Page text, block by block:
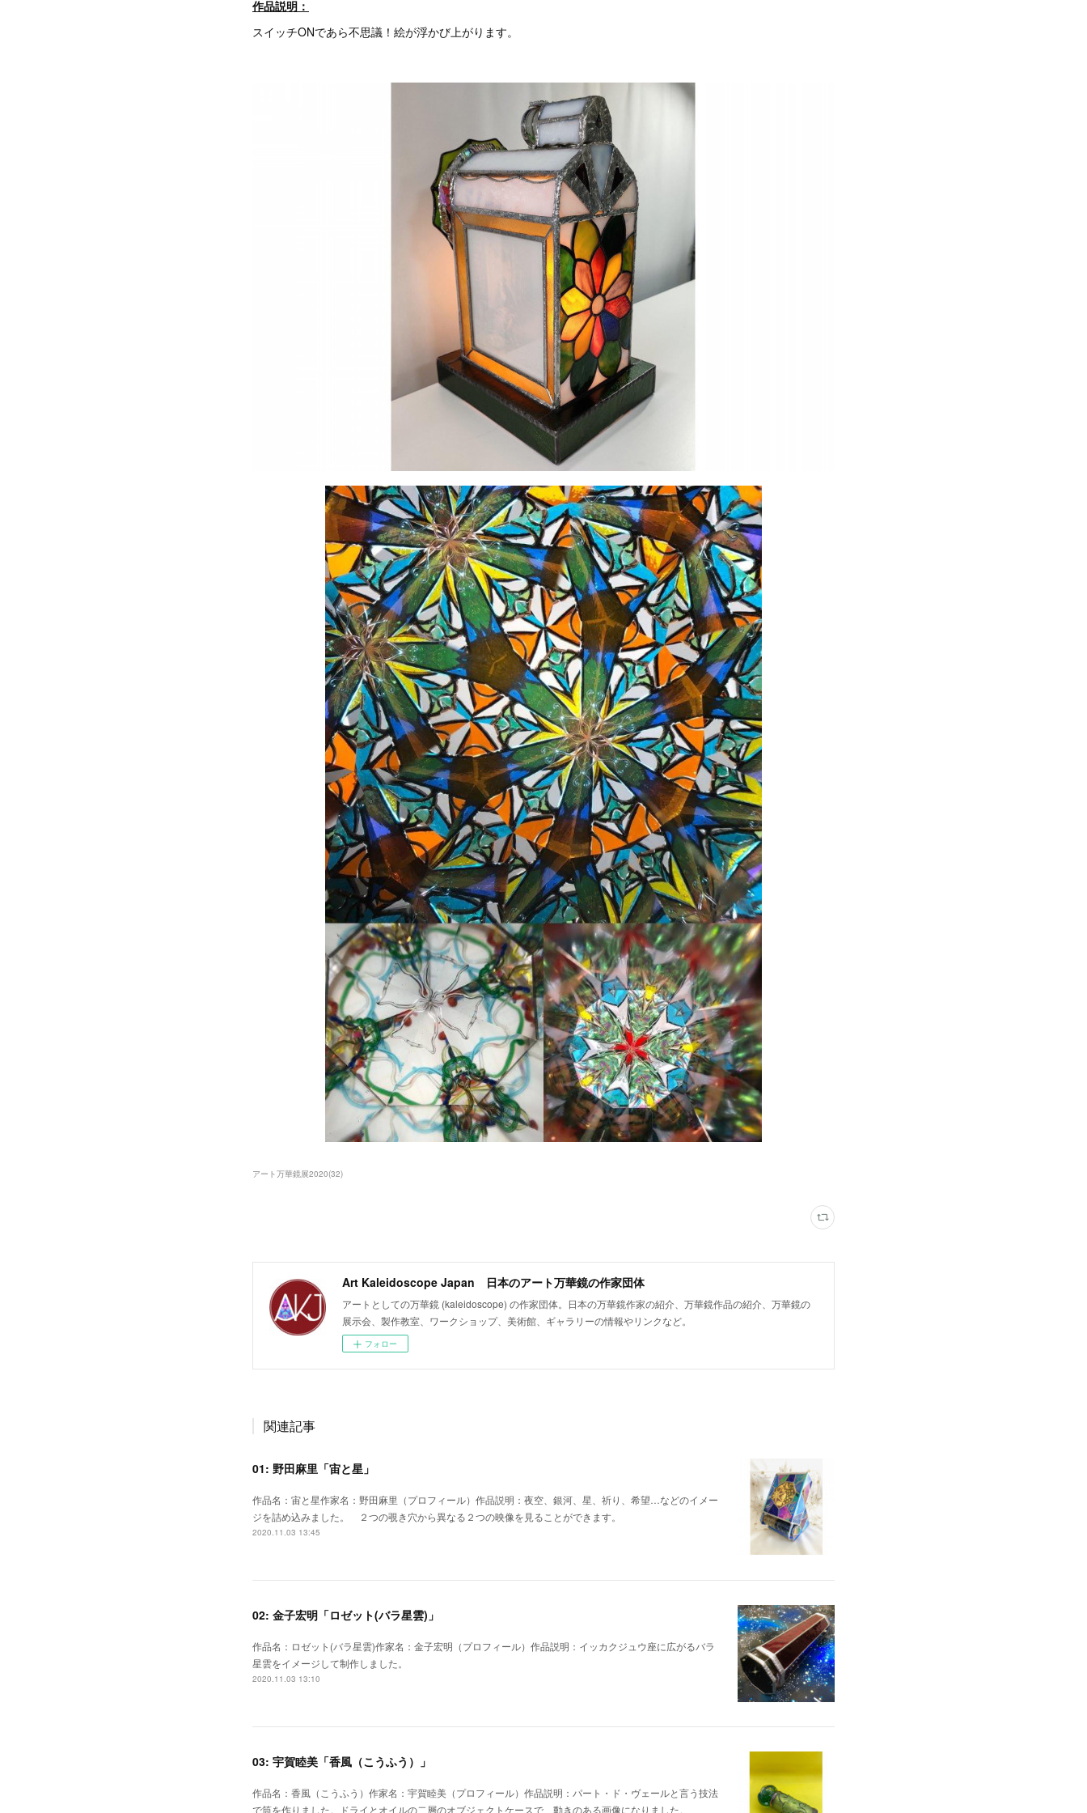
作品説明：
スイッチONであら不思議！絵が浮かび上がります。
アート万華鏡展2020(32)
Art Kaleidoscope Japan 日本のアート万華鏡の作家団体
アートとしての万華鏡 (kaleidoscope) の作家団体。日本の万華鏡作家の紹介、万華鏡作品の紹介、万華鏡の
展示会、製作教室、ワークショップ、美術館、ギャラリーの情報やリンクなど。
フォロー
関連記事
01: 野田麻里「宙と星」
作品名：宙と星作家名：野田麻里（プロフィール）作品説明：夜空、銀河、星、祈り、希望…などのイメー
ジを詰め込みました。 ２つの覗き穴から異なる２つの映像を見ることができます。
2020.11.03 13:45
02: 金子宏明「ロゼット(バラ星雲)」
作品名：ロゼット(バラ星雲)作家名：金子宏明（プロフィール）作品説明：イッカクジュウ座に広がるバラ
星雲をイメージして制作しました。
2020.11.03 13:10
03: 宇賀睦美「香風（こうふう）」
作品名：香風（こうふう）作家名：宇賀睦美（プロフィール）作品説明：パート・ド・ヴェールと言う技法
で筒を作りました。ドライとオイルの二層のオブジェクトケースで、動きのある画像になりました。